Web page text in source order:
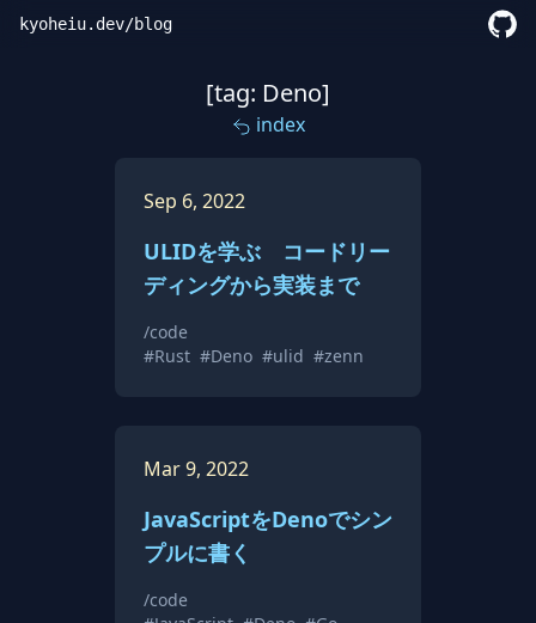
kyoheiu.dev/blog
[tag: Deno]
index
Sep 6, 2022
ULIDを学ぶ コードリー
ディングから実装まで
/code
#Rust #Deno #ulid #zenn
Mar 9, 2022
JavaScriptをDenoでシン
プルに書く
/code